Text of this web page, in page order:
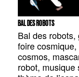
BAL DES ROBOTS
Bal des robots,
foire
cosmos,
robot, musique